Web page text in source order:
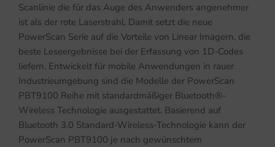
Scanlinie die für das Auge des Anwenders angenehmer
ist als der rote Laserstrahl. Damit setzt die neue
PowerScan Serie auf die Vorteile von Linear Imagern, die
beste Leseergebnisse bei der Erfassung von 1D-Codes
liefern. Entwickelt für mobile Anwendungen in rauer
Industrieumgebung sind die Modelle der PowerScan
PBT9100 Reihe mit standardmäßiger Bluetooth®-
Wireless Technologie ausgestattet. Basierend auf
Bluetooth 3.0 Standard-Wireless-Technologie kann der
PowerScan PBT9100 je nach gewünschtem